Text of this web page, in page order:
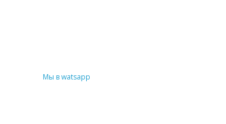
Мы в watsapp